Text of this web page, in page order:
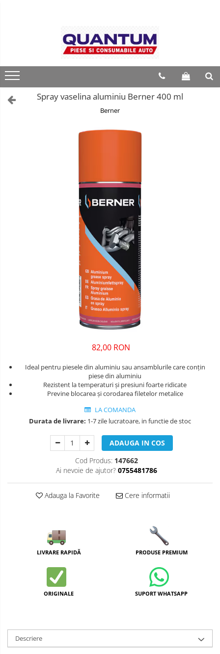
Spray vaselina aluminiu Berner 400 ml
Berner
82,00 RON
Ideal pentru piesele din aluminiu sau ansamblurile care conțin
piese din aluminiu
Rezistent la temperaturi și presiuni foarte ridicate
Previne blocarea și corodarea filetelor metalice
LA COMANDA
Durata de livrare: 1-7 zile lucratoare, in functie de stoc
ADAUGA IN COS
Cod Produs: 147662
Ai nevoie de ajutor? 0755481786
Adauga la Favorite Cere informatii
LIVRARE RAPIDĂ PRODUSE PREMIUM
ORIGINALE SUPORT WHATSAPP
Descriere